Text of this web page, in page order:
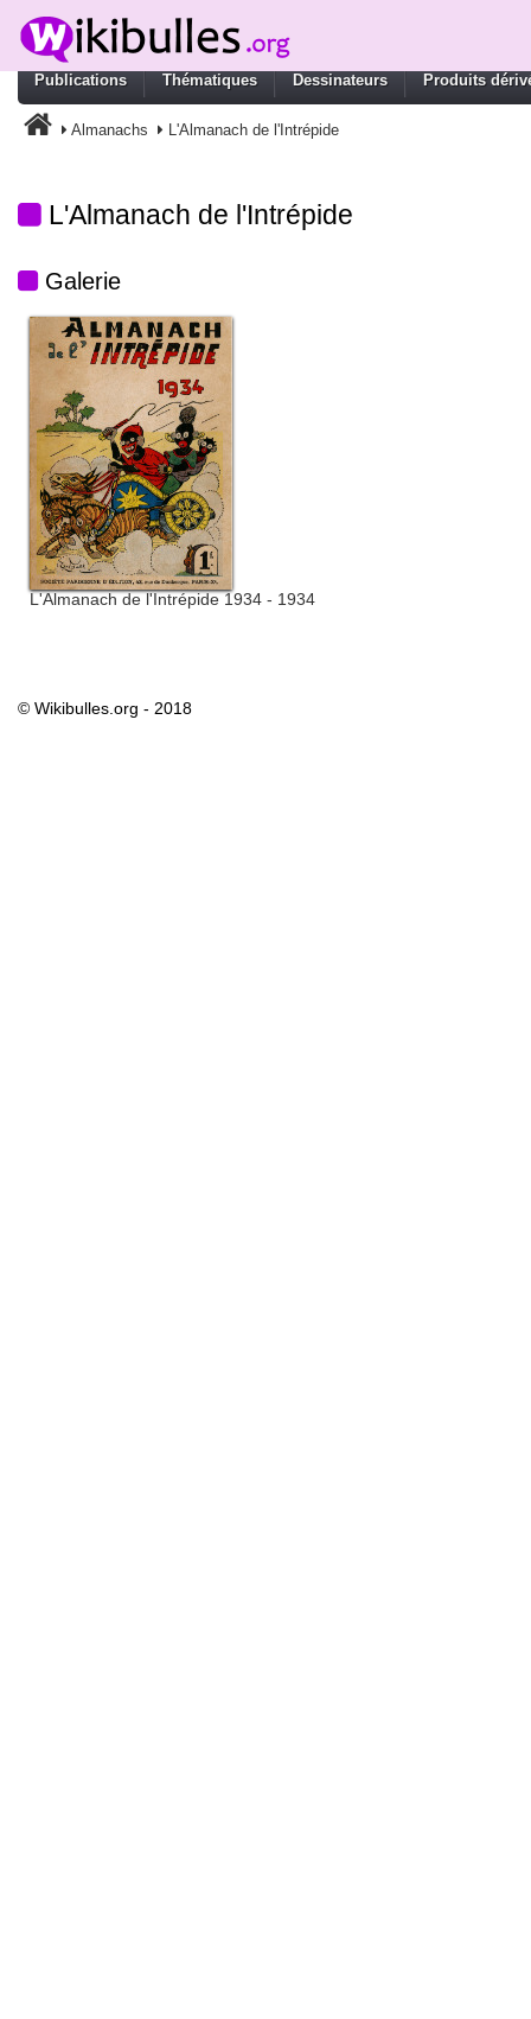
Publications Thématiques Dessinateurs Produits
Almanachs L'Almanach de l'Intrépide
L'Almanach de l'Intrépide
Galerie
L'Almanach de l'Intrépide 1934 - 1934
© Wikibulles.org - 2018